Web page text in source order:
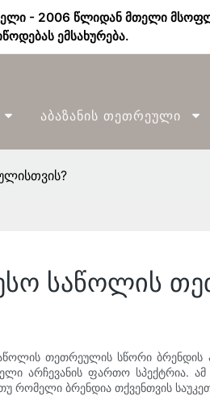
- 2006 წლიდან მთელი
ემსახურება.
Აბაზანის Თეთრეული
საწოლის
თეთრეულის სწორი
არჩევანის ფართო სპექტრია.
რომელი ბრენდია თქვენთვის